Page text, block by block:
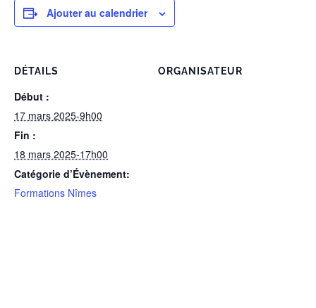
Ajouter au calendrier
DÉTAILS
Début :
17 mars 2025-9h00
Fin :
18 mars 2025-17h00
Catégorie d’Évènement:
Formations Nîmes
ORGANISATEUR